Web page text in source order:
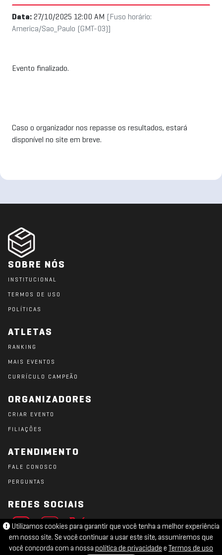
Data: 27/10/2025 12:00 AM
[Fuso horário:
America/Sao_Paulo (GMT-03)]
Evento finalizado.
Caso o organizador nos repasse os resultados, estará
disponível no site em breve.
SOBRE NÓS
INSTITUCIONAL
TERMOS DE USO
POLÍTICAS
ATLETAS
RANKING
MAIS EVENTOS
CURRÍCULO CAMPEÃO
ORGANIZADORES
CRIAR EVENTO
FILIAÇÕES
ATENDIMENTO
FALE CONOSCO
PERGUNTAS
REDES SOCIAIS
Utilizamos cookies para garantir que você tenha a melhor experiência
em nosso site. Se você continuar a usar este site, assumiremos que
você concorda com a nossa política de privacidade e Termos de uso